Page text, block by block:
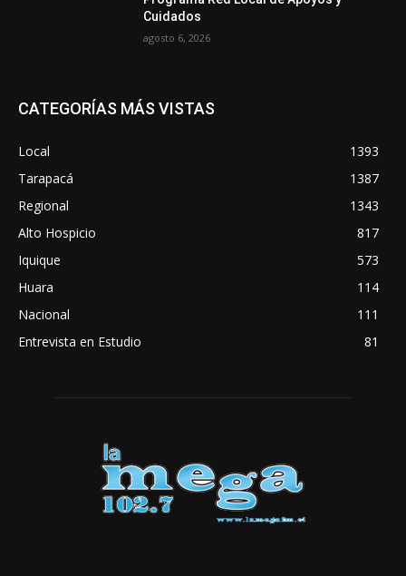
Cuidados
agosto 6, 2026
CATEGORÍAS MÁS VISTAS
Local
1393
Tarapacá
1387
Regional
1343
Alto Hospicio
817
Iquique
573
Huara
114
Nacional
111
Entrevista en Estudio
81